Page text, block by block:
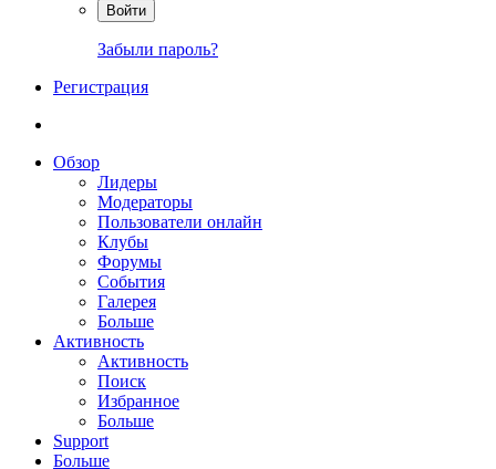
Войти
Забыли пароль?
Регистрация
Обзор
Лидеры
Модераторы
Пользователи онлайн
Клубы
Форумы
События
Галерея
Больше
Активность
Активность
Поиск
Избранное
Больше
Support
Больше